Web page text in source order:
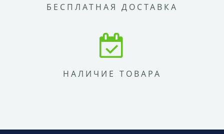
БЕСПЛАТНАЯ ДОСТАВКА
НАЛИЧИЕ ТОВАРА